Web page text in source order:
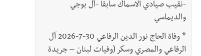
-نقيب صيادي الاسماك سابقا -آل بوجي
والديماسي
*
وفاة الحاج نور الدين الرفاعي 30-7-2026 آل
الرفاعي والمصري وسكر (وفيات لبنان – جريدة